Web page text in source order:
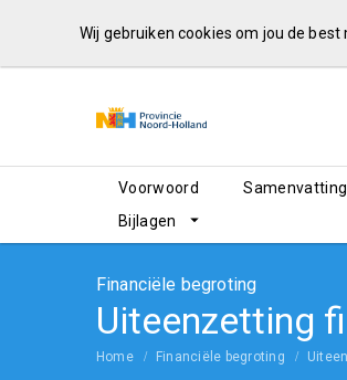
Wij gebruiken cookies om jou de
Voorwoord Samenvatting
Bijlagen
Financiële begroting
Uiteenzetting
Home Financiële begroting